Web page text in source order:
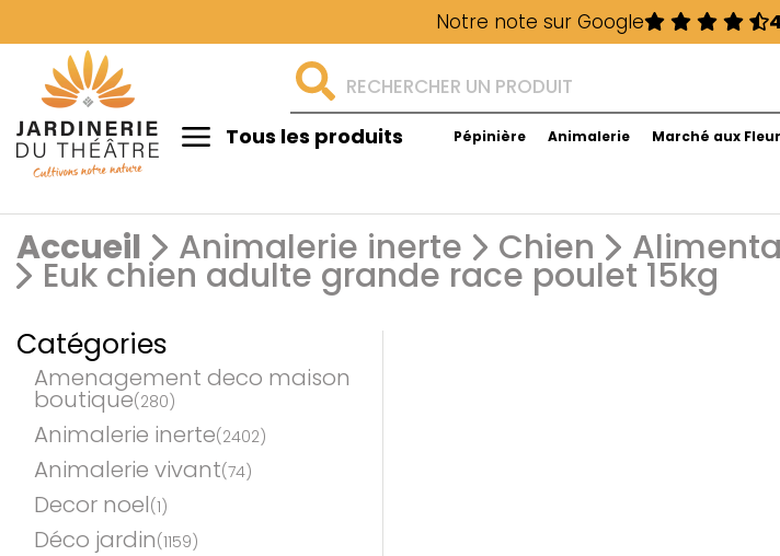
Notre note sur Google
Tous les produits Pépinière Animalerie Marché aux
Accueil Animalerie inerte Chien
Euk chien adulte grande race poulet 15kg
Catégories
Amenagement deco maison
boutique(280)
Animalerie inerte(2402)
Animalerie vivant(74)
Decor noel(1)
Déco jardin(1159)